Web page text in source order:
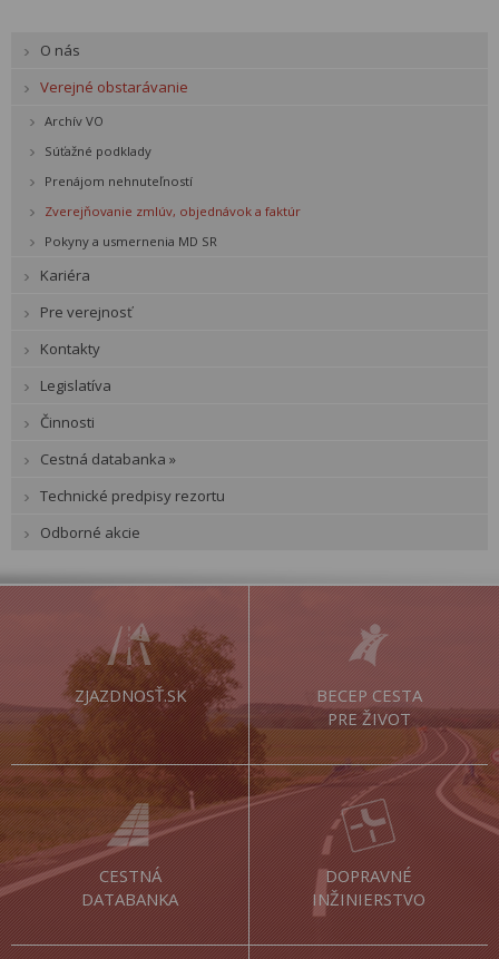
O nás
Verejné obstarávanie
Archív VO
Súťažné podklady
Prenájom nehnuteľností
Zverejňovanie zmlúv, objednávok a faktúr
Pokyny a usmernenia MD SR
Kariéra
Pre verejnosť
Kontakty
Legislatíva
Činnosti
Cestná databanka »
Technické predpisy rezortu
Odborné akcie
ZJAZDNOSŤ.SK
BECEP CESTA
PRE ŽIVOT
CESTNÁ
DATABANKA
DOPRAVNÉ
INŽINIERSTVO